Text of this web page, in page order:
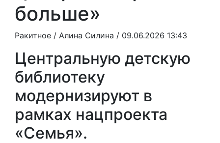
больше»
Ракитное / Алина Силина / 09.06.2026 13:43
Центральную детскую
библиотеку
модернизируют в
рамках нацпроекта
«Семья».